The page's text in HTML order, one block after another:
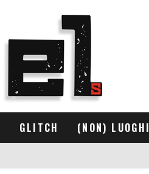
GLITCH (NON) LUOGHI